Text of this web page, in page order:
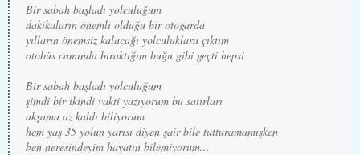
Bir sabah başladı yolculuğum
dakikaların önemli olduğu bir otogarda
yılların önemsiz kalacağı yolculuklara çıktım
otobüs camında bıraktığım buğu gibi geçti hepsi
Bir sabah başladı yolculuğum
şimdi bir ikindi vakti yazıyorum bu satırları
akşama az kaldı biliyorum
hem yaş 35 yolun yarısı diyen şair bile tutturamamışken
ben neresindeyim hayatın bilemiyorum...